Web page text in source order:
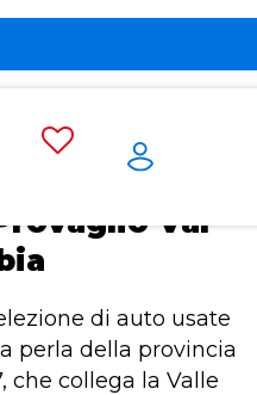
Provaglio Val Sabbia
Val
di auto usate
perla della provincia
che collega la Valle